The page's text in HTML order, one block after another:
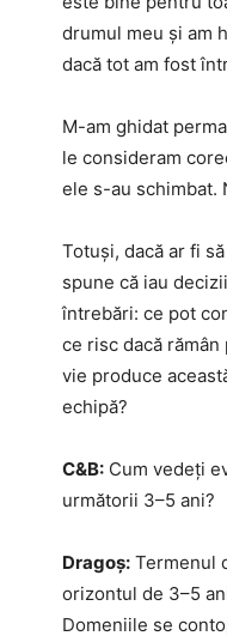
drumul meu și am
dacă tot am fost
M-am ghidat
le consideram
ele s-au schimbat.
Totuși, dacă ar fi
spune că iau
întrebări: ce pot
ce risc dacă
vie produce
echipă?
C&B: Cum vedeți
următorii 3–5 ani?
Dragoș: Termenul
orizontul de 3–5
Domeniile se